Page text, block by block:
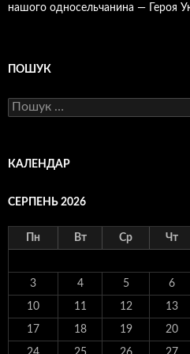
нашого односельчанина — Героя
ПОШУК
Пошук:
КАЛЕНДАР
СЕРПЕНЬ 2026
Пн Вт Ср Чт
3 4 5 6
10 11 12 13
17 18 19 20